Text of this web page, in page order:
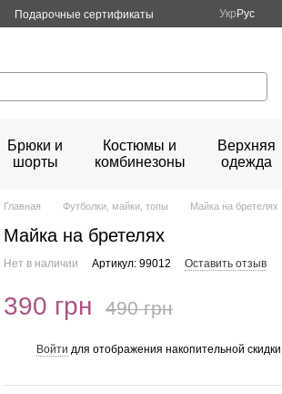
Подарочные сертификаты Укр Рус
Брюки и
шорты
Костюмы и
комбинезоны
Верхняя
одежда
Главная Футболки, майки, топы Майка на бретелях
Майка на бретелях
Нет в наличии Артикул: 99012 Оставить отзыв
390 грн 490 грн
Войти для отображения накопительной скидки